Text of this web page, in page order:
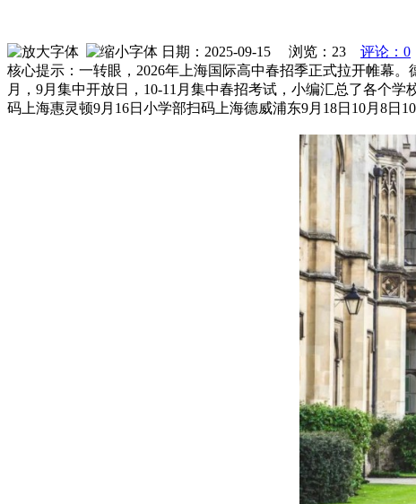
日期：2025-09-15 浏览： 23
评论：0
核心提示：一转眼，2026年上海国际高中春招季正式拉开帷幕
月，9月集中开放日，10-11月集中春招考试，小编汇总了各个
码上海惠灵顿9月16日小学部扫码上海德威浦东9月18日10月8日